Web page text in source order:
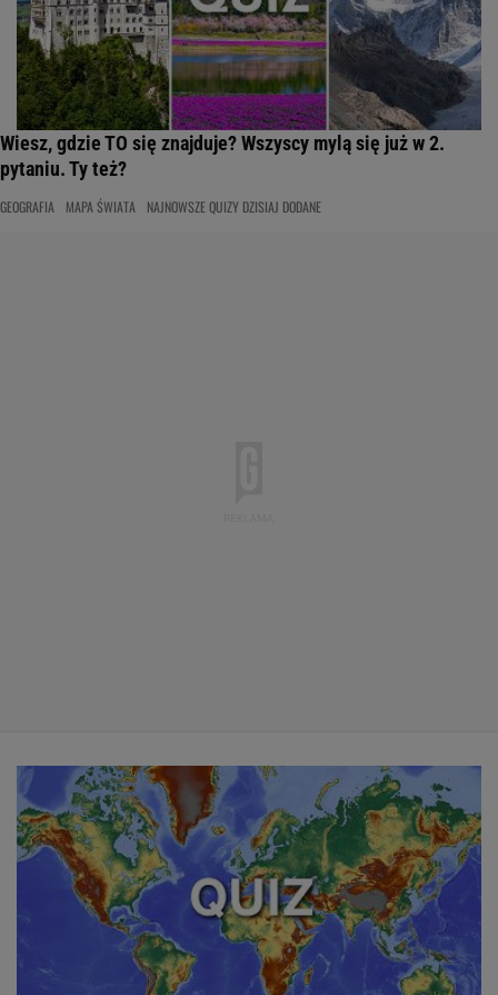
Wiesz, gdzie TO się znajduje? Wszyscy mylą się już w 2.
pytaniu. Ty też?
GEOGRAFIA MAPA ŚWIATA NAJNOWSZE QUIZY DZISIAJ DODANE